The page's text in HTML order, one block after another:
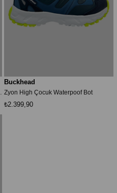
Buckhead
Zyon High Çocuk Waterpoof Bot
₺2.399,90